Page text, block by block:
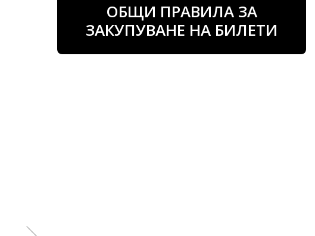
ОБЩИ ПРАВИЛА ЗА
ЗАКУПУВАНЕ НА БИЛЕТИ